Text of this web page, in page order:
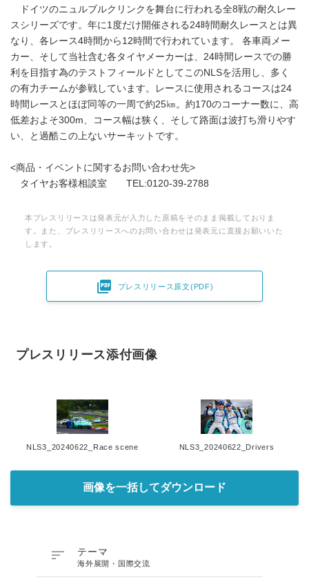
ドイツのニュルブルクリンクを舞台に行われる全8戦の耐久レー
スシリーズです。年に1度だけ開催される24時間耐久レースとは異
なり、各レース4時間から12時間で行われています。 各車両メー
カー、そして当社含む各タイヤメーカーは、24時間レースでの勝
利を目指す為のテストフィールドとしてこのNLSを活用し、多く
の有力チームが参戦しています。レースに使用されるコースは24
時間レースとほぼ同等の一周で約25㎞。約170のコーナー数に、高
低差およそ300m、コース幅は狭く、そして路面は波打ち滑りやす
い、と過酷この上ないサーキットです。
<商品・イベントに関するお問い合わせ先>
タイヤお客様相談室 TEL:0120-39-2788
本プレスリリースは発表元が入力した原稿をそのまま掲載しておりま
す。また、プレスリリースへのお問い合わせは発表元に直接お願いいた
します。
 プレスリリース原文(PDF)
プレスリリース添付画像
NLS3_20240622_Race scene NLS3_20240622_Drivers
画像を一括してダウンロード
 テーマ
海外展開・国際交流